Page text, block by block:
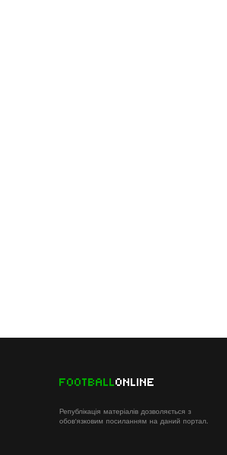
FOOTBALLONLINE
Републікація матеріалів дозволяється з
обов'язковим посиланням на даний портал.